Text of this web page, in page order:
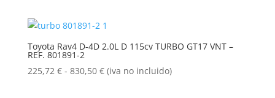
desde
225,72 €
855,50 €
Toyota Rav4 D-4D 2.0L D 115cv TURBO GT17 VNT –
REF. 801891-2
225,72 € - 830,50 €Rango
(iva no incluido)